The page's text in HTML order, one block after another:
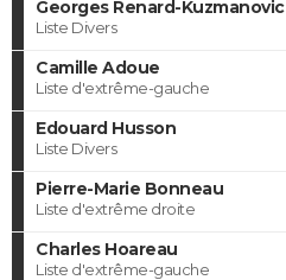
Georges Renard-Kuzmanovic
Liste Divers
Camille Adoue
Liste d'extrême-gauche
Edouard Husson
Liste Divers
Pierre-Marie Bonneau
Liste d'extrême droite
Charles Hoareau
Liste d'extrême-gauche